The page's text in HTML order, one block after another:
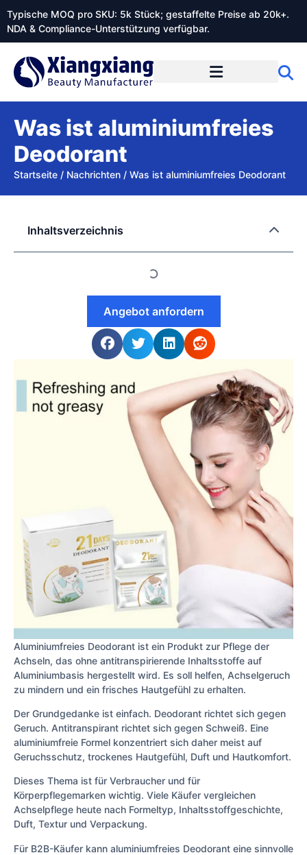
Typische MOQ pro SKU: 5k Stück; gestaffelte Preise ab 20k+.
NDA & Compliance-Unterstützung verfügbar.
Was ist aluminiumfreies
Deodorant
Startseite / Nachrichten / Was ist aluminiumfreies Deodorant
Aluminiumfreies Deodorant ist ein Produkt zur Pflege der
Achseln, das ohne antitranspirierende Inhaltsstoffe auf
Aluminiumbasis hergestellt wird. Es soll helfen, Achselgeruch
zu mindern und ein frisches Hautgefühl zu erhalten.
Der Grundgedanke ist einfach. Deodorant richtet sich gegen
Geruch. Antitranspirant richtet sich gegen Schweiß. Eine
aluminiumfreie Formel konzentriert sich daher meist auf
Geruchsschutz, trockenes Hautgefühl, Duft und Hautkomfort.
Dieses Thema ist für Verbraucher und für
Körperpflegemarken wichtig. Viele Käufer vergleichen
Achselpflege heute nach Formeltyp, Inhaltsstoffgeschichte,
Duft, Textur und Verpackung.
Für B2B-Käufer kann aluminiumfreies Deodorant eine sinnvolle
Inhaltsverzeichnis
Angebot anfordern